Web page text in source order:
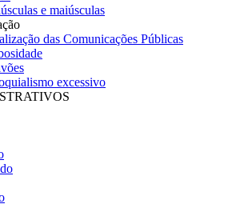
e maiúsculas
das Comunicações Públicas
excessivo